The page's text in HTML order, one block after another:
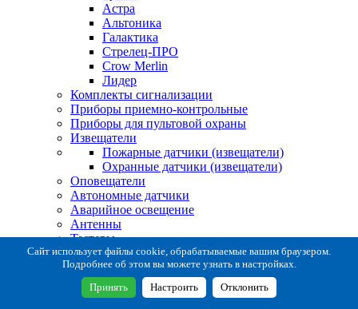
Астра
Альтоника
Галактика
Стрелец-ПРО
Crow Merlin
Лидер
Комплекты сигнализации
Приборы приемно-контрольные
Приборы для пультовой охраны
Извещатели
Пожарные датчики (извещатели)
Охранные датчики (извещатели)
Оповещатели
Автономные датчики
Аварийное освещение
Антенны
Тестеры
Система сбора извещений
Расходные и монтажные материалы
Коробки коммутационные
Кронштейны для извещателей
Сайт использует файлы cookie, обрабатываемые вашим браузером.
Подробнее об этом вы можете узнать в настройках.
Принять Настроить Отклонить